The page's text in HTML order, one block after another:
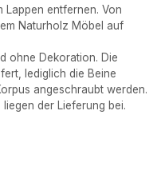
Lappen entfernen. Von
Naturholz Möbel auf
ohne Dekoration. Die
lediglich die Beine
angeschraubt werden.
der Lieferung bei.